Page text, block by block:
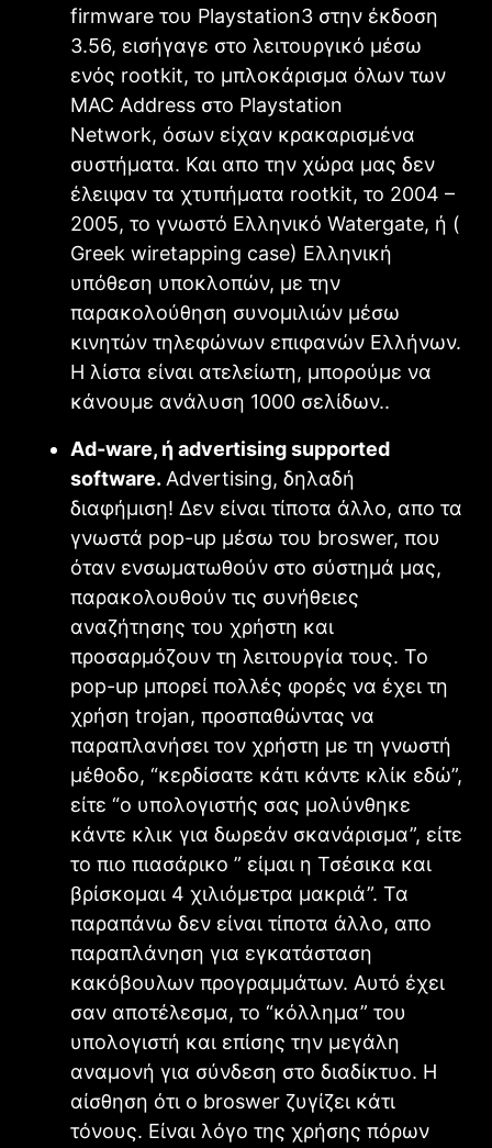
firmware του Playstation3 στην έκδοση
3.56, εισήγαγε στο λειτουργικό μέσω
ενός rootkit, το μπλοκάρισμα όλων των
MAC Address στο Playstation
Network, όσων είχαν κρακαρισμένα
συστήματα. Και απο την χώρα μας δεν
έλειψαν τα χτυπήματα rootkit, το 2004 –
2005, το γνωστό Ελληνικό Watergate, ή (
Greek wiretapping case) Ελληνική
υπόθεση υποκλοπών, με την
παρακολούθηση συνομιλιών μέσω
κινητών τηλεφώνων επιφανών Ελλήνων.
Η λίστα είναι ατελείωτη, μπορούμε να
κάνουμε ανάλυση 1000 σελίδων..
Ad-ware, ή advertising supported
software. Advertising, δηλαδή
διαφήμιση! Δεν είναι τίποτα άλλο, απο τα
γνωστά pop-up μέσω του broswer, που
όταν ενσωματωθούν στο σύστημά μας,
παρακολουθούν τις συνήθειες
αναζήτησης του χρήστη και
προσαρμόζουν τη λειτουργία τους. To
pop-up μπορεί πολλές φορές να έχει τη
χρήση trojan, προσπαθώντας να
παραπλανήσει τον χρήστη με τη γνωστή
μέθοδο, “κερδίσατε κάτι κάντε κλίκ εδώ”,
είτε “ο υπολογιστής σας μολύνθηκε
κάντε κλικ για δωρεάν σκανάρισμα”, είτε
το πιο πιασάρικο ” είμαι η Τσέσικα και
βρίσκομαι 4 χιλιόμετρα μακριά”. Τα
παραπάνω δεν είναι τίποτα άλλο, απο
παραπλάνηση για εγκατάσταση
κακόβουλων προγραμμάτων. Αυτό έχει
σαν αποτέλεσμα, το “κόλλημα” του
υπολογιστή και επίσης την μεγάλη
αναμονή για σύνδεση στο διαδίκτυο. Η
αίσθηση ότι ο broswer ζυγίζει κάτι
τόνους. Είναι λόγο της χρήσης πόρων